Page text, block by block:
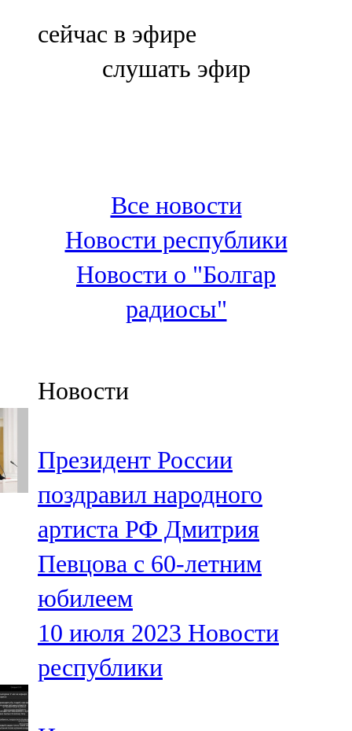
Болгар
100,3 FM
Зәй
106,6 FM
Кадыбаш
105,2 FM
91,5 FM
106,1 FM
Кама тамагы
71,51 FM
Кукмара
107,9 FM
Лениногорский
102,1 FM
сейчас в эфире
слушать эфир
Все новости
Новости республики
Новости о "Болгар
радиосы"
Новости
Президент России
поздравил народного
артиста РФ Дмитрия
Певцова с 60-летним
юбилеем
10 июля 2023 Новости
республики